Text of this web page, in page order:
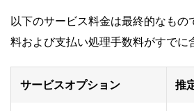
以下のサービス料金は最終的なもの
料および支払い処理手数料がすでに
サービスオプション 推